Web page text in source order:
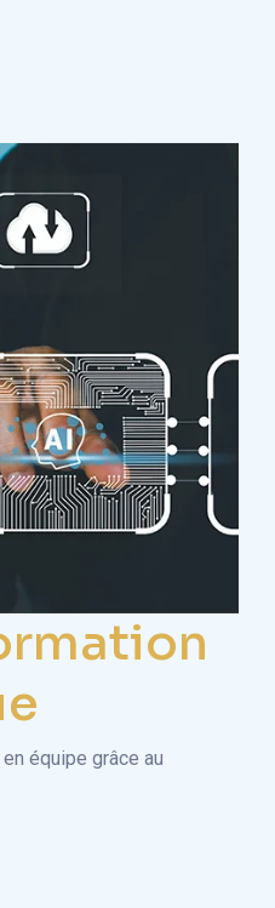
équipe grâce au